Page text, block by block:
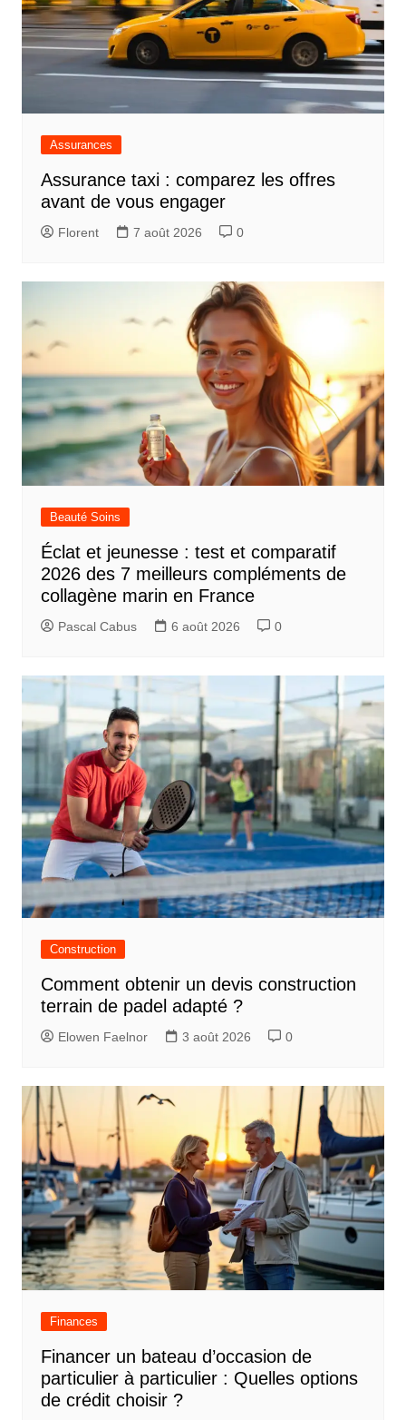
Assurances
Assurance taxi : comparez les offres
avant de vous engager
Florent 7 août 2026 0
Beauté Soins
Éclat et jeunesse : test et comparatif
2026 des 7 meilleurs compléments de
collagène marin en France
Pascal Cabus 6 août 2026 0
Construction
Comment obtenir un devis construction
terrain de padel adapté ?
Elowen Faelnor 3 août 2026 0
Finances
Financer un bateau d’occasion de
particulier à particulier : Quelles options
de crédit choisir ?